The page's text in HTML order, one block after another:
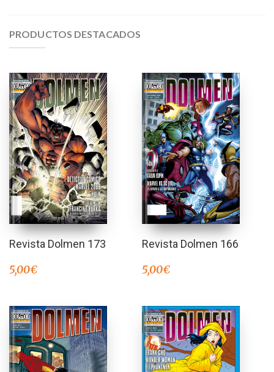
PRODUCTOS DESTACADOS
Revista Dolmen 173
5,00€
Revista Dolmen 166
5,00€